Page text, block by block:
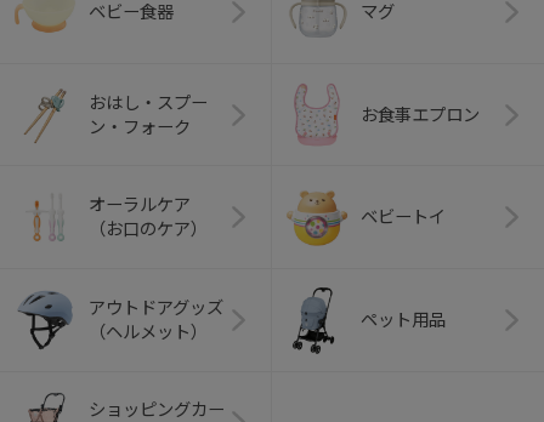
ベビー食器 マグ
おはし・スプー
ン・フォーク
お食事エプロン
オーラルケア
（お口のケア）
ベビートイ
アウトドアグッズ
（ヘルメット）
ペット用品
ショッピングカー